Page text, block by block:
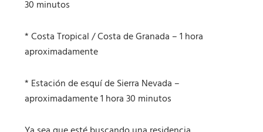
30 minutos
* Costa Tropical / Costa de Granada – 1 hora
aproximadamente
* Estación de esquí de Sierra Nevada –
aproximadamente 1 hora 30 minutos